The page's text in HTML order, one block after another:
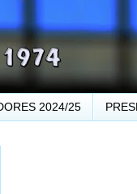
2024/25